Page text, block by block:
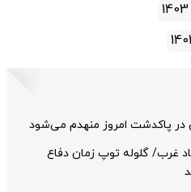
پاکدشت امروز منهدم می‌شود
غرب/ گلوله توپ زمان دفاع